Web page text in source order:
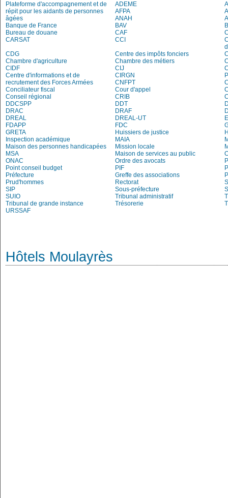
Plateforme d'accompagnement et de
répit pour les aidants de personnes
âgées
ADEME
AFPA
ANAH
Banque de France
BAV
Bureau de douane
CAF
CARSAT
CCI
CDG
Centre des impôts fonciers
Chambre d'agriculture
Chambre des métiers
CIDF
CIJ
Centre d'informations et de
recrutement des Forces Armées
CIRGN
CNFPT
Conciliateur fiscal
Cour d'appel
Conseil régional
CRIB
DDCSPP
DDT
DRAC
DRAF
DREAL
DREAL-UT
FDAPP
FDC
GRETA
Huissiers de justice
Inspection académique
MAIA
Maison des personnes handicapées
Mission locale
MSA
Maison de services au public
ONAC
Ordre des avocats
Point conseil budget
PIF
Préfecture
Greffe des associations
Prud'hommes
Rectorat
SIP
Sous-préfecture
SUIO
Tribunal administratif
Tribunal de grande instance
Trésorerie
URSSAF
Hôtels Moulayrès